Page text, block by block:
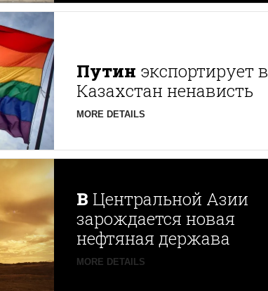
Путин экспортирует в
Казахстан ненависть
MORE DETAILS
В Центральной Азии
зарождается новая
нефтяная держава
MORE DETAILS